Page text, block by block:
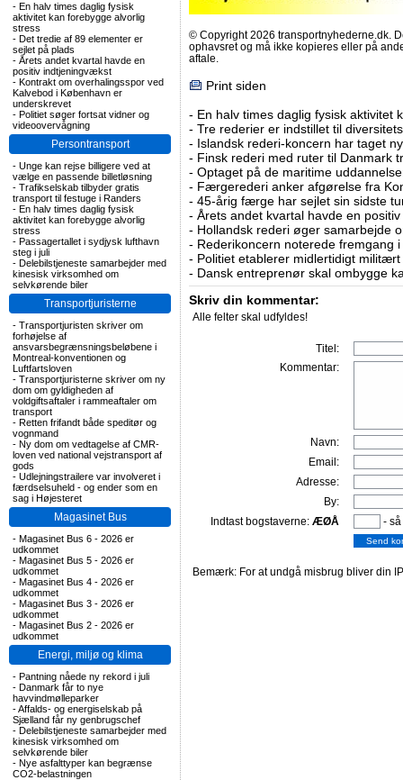
- En halv times daglig fysisk
aktivitet kan forebygge alvorlig
stress
- Det tredie af 89 elementer er
sejlet på plads
- Årets andet kvartal havde en
positiv indtjeningvækst
- Kontrakt om overhalingsspor ved
Kalvebod i København er
underskrevet
- Politiet søger fortsat vidner og
videoovervågning
Persontransport
- Unge kan rejse billigere ved at
vælge en passende billetløsning
- Trafikselskab tilbyder gratis
transport til festuge i Randers
- En halv times daglig fysisk
aktivitet kan forebygge alvorlig
stress
- Passagertallet i sydjysk lufthavn
steg i juli
- Delebilstjeneste samarbejder med
kinesisk virksomhed om
selvkørende biler
Transportjuristerne
- Transportjuristen skriver om
forhøjelse af
ansvarsbegrænsningsbeløbene i
Montreal-konventionen og
Luftfartsloven
- Transportjuristerne skriver om ny
dom om gyldigheden af
voldgiftsaftaler i rammeaftaler om
transport
- Retten frifandt både speditør og
vognmand
- Ny dom om vedtagelse af CMR-
loven ved national vejstransport af
gods
- Udlejningstrailere var involveret i
færdselsuheld - og ender som en
sag i Højesteret
Magasinet Bus
- Magasinet Bus 6 - 2026 er
udkommet
- Magasinet Bus 5 - 2026 er
udkommet
- Magasinet Bus 4 - 2026 er
udkommet
- Magasinet Bus 3 - 2026 er
udkommet
- Magasinet Bus 2 - 2026 er
udkommet
Energi, miljø og klima
- Pantning nåede ny rekord i juli
- Danmark får to nye
havvindmølleparker
-Affalds- og energiselskab på
Sjælland får ny genbrugschef
- Delebilstjeneste samarbejder med
kinesisk virksomhed om
selvkørende biler
- Nye asfalttyper kan begrænse
CO2-belastningen
© Copyright 2026 transportnyhederne.dk.
ophavsret og må ikke kopieres eller på
aftale.
Print siden
- En halv times daglig fysisk aktivitet
- Tre rederier er indstillet til
- Islandsk rederi-koncern har taget
- Finsk rederi med ruter til Danmark
- Optaget på de maritime
- Færgerederi anker afgørelse fra
- 45-årig færge har sejlet sin sidste
- Årets andet kvartal havde en
- Hollandsk rederi øger samarbejde
- Rederikoncern noterede fremgang
- Politiet etablerer midlertidigt
- Dansk entreprenør skal ombygge
Skriv din kommentar:
Alle felter skal udfyldes!
Titel:
Kommentar:
Navn:
Email:
Adresse:
By:
Indtast bogstaverne: ÆØÅ -
Bemærk: For at undgå misbrug bliver din